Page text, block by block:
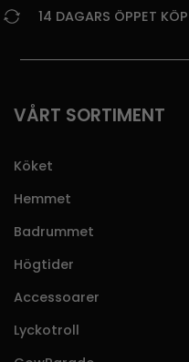
14 DAGARS ÖPPET KÖP
VÅRT SORTIMENT
Köket
Hemmet
Badrummet
Högtider
Accessoarer
Lyckotroll